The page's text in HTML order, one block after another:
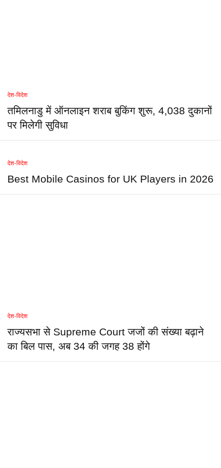
देश-विदेश
तमिलनाडु में ऑनलाइन शराब बुकिंग शुरू, 4,038 दुकानों
पर मिलेगी सुविधा
देश-विदेश
Best Mobile Casinos for UK Players in 2026
देश-विदेश
राज्यसभा से Supreme Court जजों की संख्या बढ़ाने
का बिल पास, अब 34 की जगह 38 होंगे